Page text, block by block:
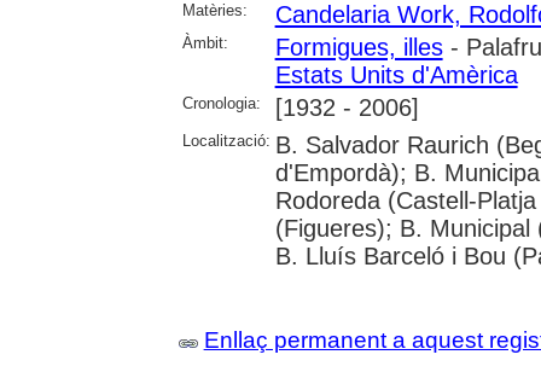
Matèries: Candelaria Work,
Àmbit: Formigues, illes-
Estats Units d'Amèrica
Cronologia: [1932 - 2006]
Localització: B. Salvador Raurich
d'Empordà); B.
Rodoreda (Castell-
(Figueres); B.
B. Lluís Barceló i Bou
Enllaç permanent a aquest